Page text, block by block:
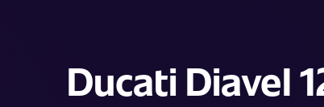
Ducati Diavel